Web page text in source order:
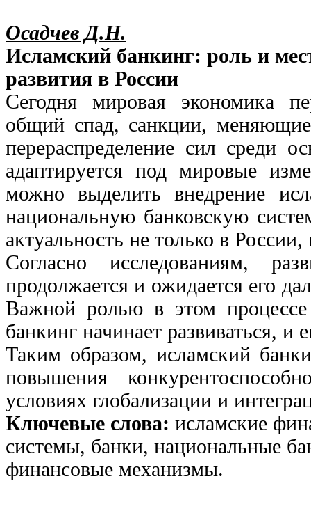
Осадчев Д.Н.
Исламский банкинг: роль и
развития в России
Сегодня мировая экономика
общий спад, санкции,
перераспределение сил среди
адаптируется под мировые
можно выделить внедрение
национальную банковскую
актуальность не только в
Согласно исследованиям,
продолжается и ожидается его
Важной ролью в этом
банкинг начинает развиваться,
Таким образом, исламский
повышения
условиях глобализации и
Ключевые слова: исламские
системы, банки, национальные
финансовые механизмы.